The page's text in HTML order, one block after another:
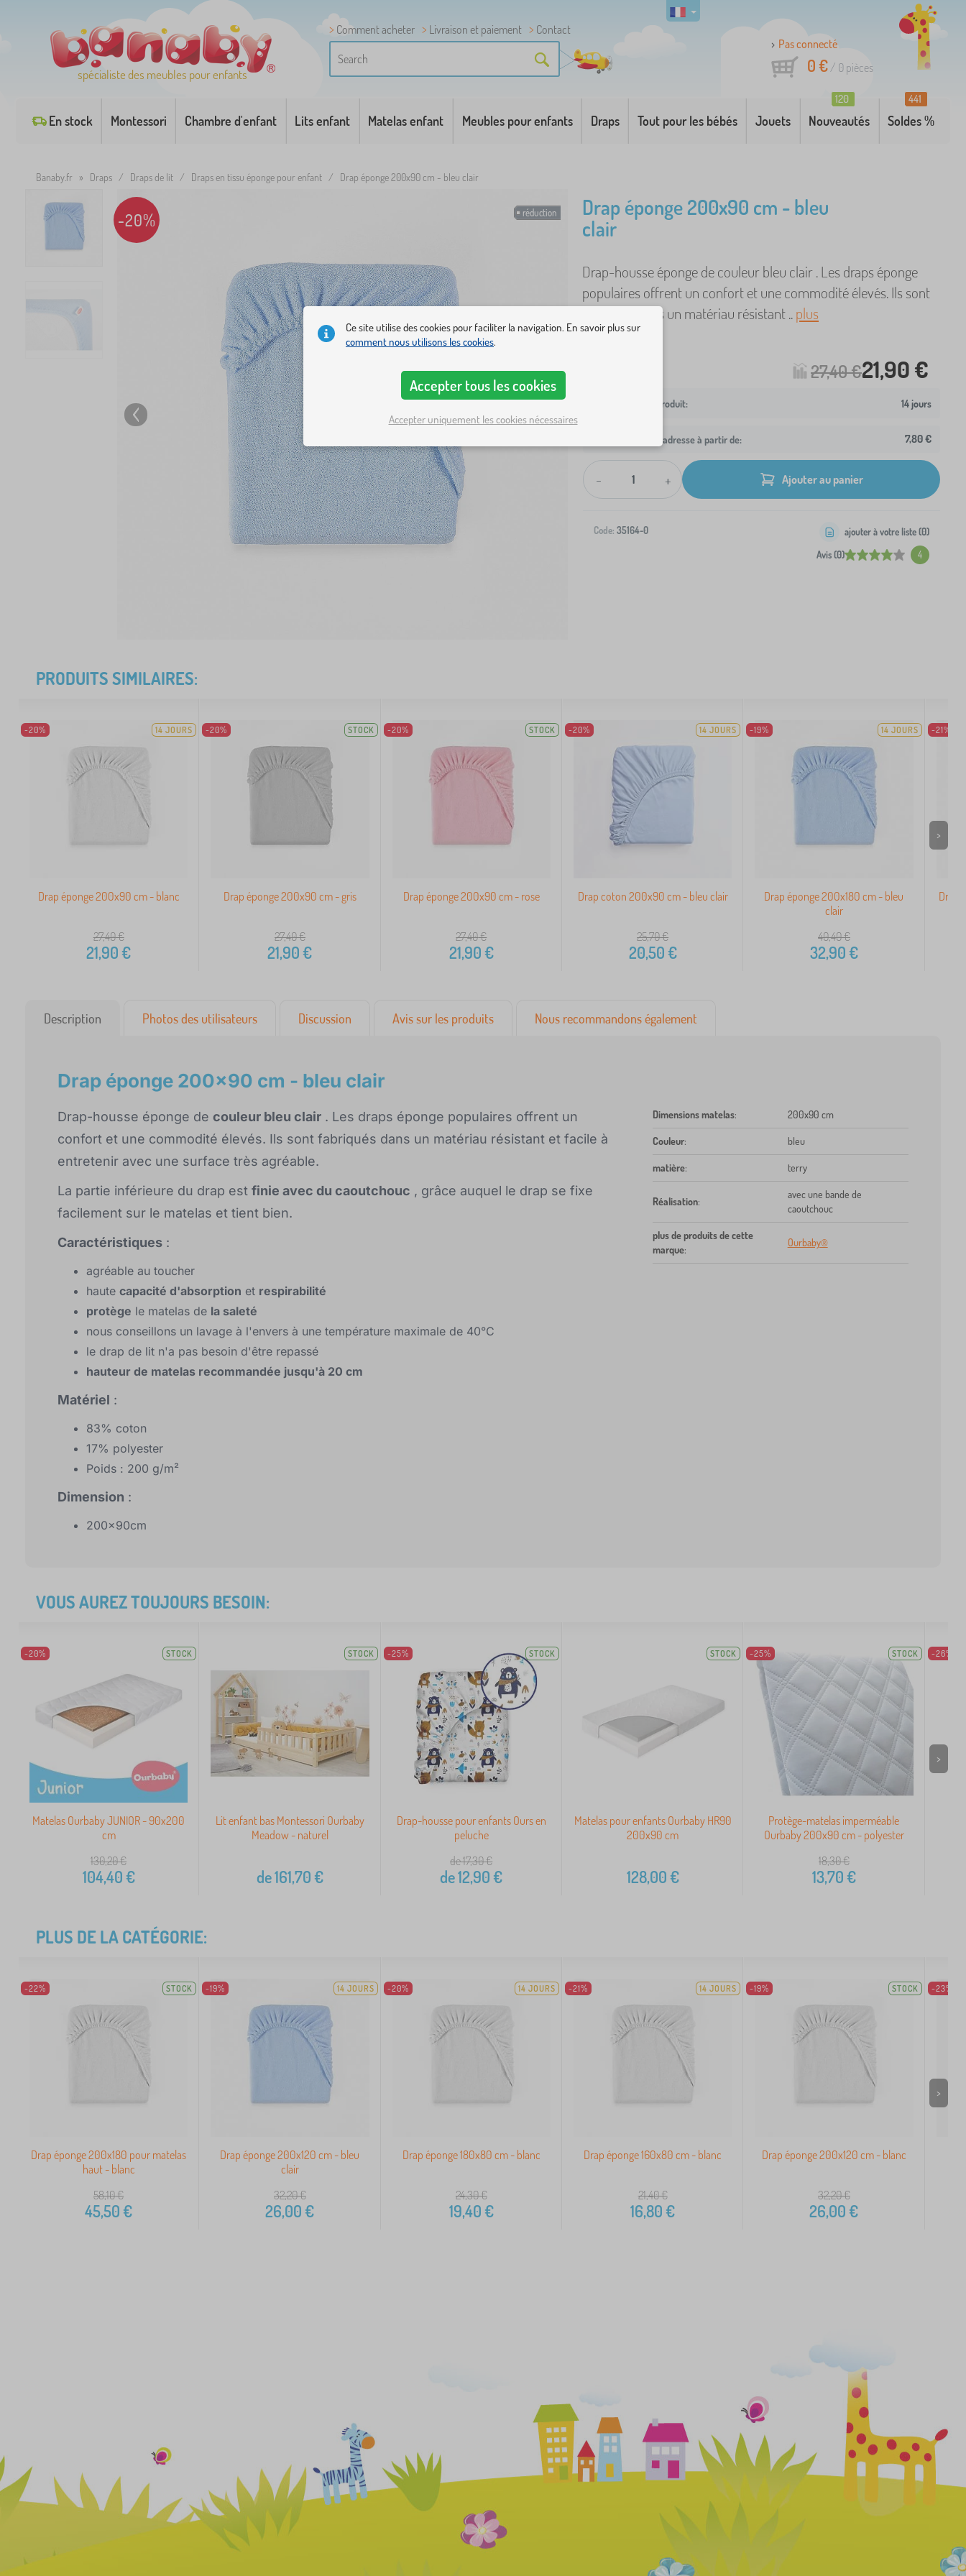
spécialiste des meubles pour enfants
Comment acheter Livraison et paiement
Contact
Pas connecté
0 €/ 0 pièces
En stock Montessori Chambre d'enfant Lits enfant Matelas enfant Meubles pour enfants Draps Tout pour les bébés Jouets Nouveautés
120
Soldes %
441
Banaby.fr » Draps / Draps de lit / Draps en tissu éponge pour enfant / Drap éponge 200x90 cm - bleu clair
réduction
-20%
Drap éponge 200x90 cm - bleu
clair
Drap-housse éponge de couleur bleu clair . Les draps éponge
populaires offrent un confort et une commodité élevés. Ils sont
fabriqués dans un matériau résistant ..plus
27,40 €21,90 €
14 jours
Livraison à votre adresse à partir de: 7,80 €
- + Ajouter au panier
Code: 35164-0
Avis (0) 4
ajouter à votre liste (0)
PRODUITS SIMILAIRES:
-20% 14 JOURS
Drap éponge 200x90 cm - blanc
27,40€
21,90€
-20% STOCK
Drap éponge 200x90 cm - gris
27,40€
21,90€
-20% STOCK
Drap éponge 200x90 cm - rose
27,40€
21,90€
-20% 14 JOURS
Drap coton 200x90 cm - bleu clair
25,70€
20,50€
-19% 14 JOURS
Drap éponge 200x180 cm - bleu
clair
40,40€
32,90€
-21%
Drap
>
Description Photos des utilisateurs Discussion Avis sur les produits Nous recommandons également
Drap éponge 200x90 cm - bleu clair
Drap-housse éponge de couleur bleu clair . Les draps éponge populaires offrent un
confort et une commodité élevés. Ils sont fabriqués dans un matériau résistant et facile à
entretenir avec une surface très agréable.
La partie inférieure du drap est finie avec du caoutchouc , grâce auquel le drap se fixe
facilement sur le matelas et tient bien.
Caractéristiques :
agréable au toucher
haute capacité d'absorption et respirabilité
protège le matelas de la saleté
nous conseillons un lavage à l'envers à une température maximale de 40°C
le drap de lit n'a pas besoin d'être repassé
hauteur de matelas recommandée jusqu'à 20 cm
Matériel :
83% coton
17% polyester
Poids : 200 g/m²
Dimension :
200x90cm
Dimensions matelas: 200x90 cm
Couleur: bleu
matière: terry
Réalisation:
avec une bande de
caoutchouc
plus de produits de cette
marque:
Ourbaby®
VOUS AUREZ TOUJOURS BESOIN:
-20% STOCK
Matelas Ourbaby JUNIOR - 90x200
cm
130,20€
104,40€
STOCK
Lit enfant bas Montessori Ourbaby
Meadow - naturel
de161,70€
-25% STOCK
Drap-housse pour enfants Ours en
peluche
de 17,30€
de12,90€
STOCK
Matelas pour enfants Ourbaby HR90
200x90 cm
128,00€
-25% STOCK
Protège-matelas imperméable
Ourbaby 200x90 cm - polyester
18,30€
13,70€
-26%
>
PLUS DE LA CATÉGORIE:
-22% STOCK
Drap éponge 200x180 pour matelas
haut - blanc
58,10€
45,50€
-19% 14 JOURS
Drap éponge 200x120 cm - bleu
clair
32,20€
26,00€
-20% 14 JOURS
Drap éponge 180x80 cm - blanc
24,30€
19,40€
-21% 14 JOURS
Drap éponge 160x80 cm - blanc
21,40€
16,80€
-19% STOCK
Drap éponge 200x120 cm - blanc
32,20€
26,00€
-23%
>
Ce site utilise des cookies pour faciliter la navigation. En savoir plus sur
comment nous utilisons les cookies.
Accepter tous les cookies
Accepter uniquement les cookies nécessaires